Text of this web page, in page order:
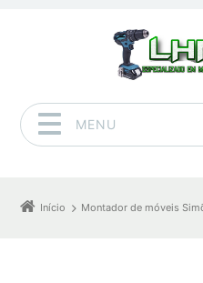
MENU
Início Montador de móveis